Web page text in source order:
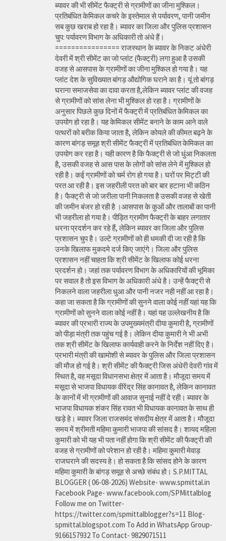
ब्यावर की भी सीमेंट फैक्ट्री से ग्रामीणों का जीना मुश्किल।
प्रतिबंधित केमिकल कचरे के इस्तेमाल से पर्यावरण, पानी जमीन
सब कुछ खराब हो रहा है। ब्यावर का जिला और पुलिस प्रशासन
चुप: पर्यावरण विभाग के अधिकारी तो अंधे हैं।
================ राजस्थान के ब्यावर के निकट अंधेरी
देवरी में श्री सीमेंट का जो प्लांट (फैक्ट्री) लगा हुआ है उसकी
वजह से आसपास के ग्रामीणों का जीना मुश्किल हो गया है। यह
प्लांट देश के सुविख्यात बांगड़ औद्योगिक घराने का है। यूं तो बांगड़
घराना समाजसेवा का दावा करता है,लेकिन ब्यावर प्लांट की वजह
से ग्रामीणों को सांस लेना भी मुश्किल हो रहा है। ग्रामीणों के
अनुसार पिछले कुछ दिनों में फैक्ट्री में प्रतिबंधित केमिकल का
उपयोग हो रहा है। यह केमिकल सीमेंट बनाने के काम आने वाले
पत्थरों को बरीक किया जाता है, लेकिन कोयले की कीमत बढ़ने के
कारण बांगड़ समूह श्री सीमेंट फैक्ट्री में प्रतिबंधित केमिकल का
उपयोग कर रहा है। यही कारण है कि फैक्ट्री से जो धुंआ निकलता
है, उसकी वजह से आस पास के लोगों को सांस लेने में मुश्किल हो
रही है। कई ग्रामीणों को चर्म रोग हो गया है। घरों पर मिट्टी की
परत आ रही है। इस जहरीली परत को बार बार हटाना भी कठिन
है। फैक्ट्री से जो जरीला पानी निकलता है उसकी वजह से खेती
की जमीन बंजर हो रही है ।आसपास के कुओं और तालाबों का पानी
भी जहरीला हो गया है। पीड़ित ग्रामीण फैक्ट्री के बाहर लगातार
धरना प्रदर्शन कर रहे हैं, लेकिन ब्यावर का जिला और पुलिस
प्रशासन चुप है। उल्टे ग्रामीणों को ही धमकी दी जा रही है कि
उनके खिलाफ मुकदमे दर्ज किए जाएंगे। जिला और पुलिस
प्रशासन नहीं चाहता कि श्री सीमेंट के खिलाफ कोई धरना
प्रदर्शन हो। जहां तक पर्यावरण विभाग के अधिकारियों की भूमिका
पर सवाल है तो इस विभाग के अधिकारी अंधे है। उन्हें फैक्ट्री से
निकलने वाला जहरीला धुआ और पानी नजर नही नहीं आ रहा है।
कहा जा सकता है कि ग्रामीणों की सुनने वाला कोई नहीं यहां यह कि
ग्रामीणों को सुनने वाला कोई नहीं है। यहां यह उल्लेखनीय है कि
ब्यावर की प्रभारी राज्य के उपमुख्यमंत्री दीया कुमारी है, ग्रामीणों
को पीड़ा मंत्री तक पहुंच गई है। लेकिन दीया कुमारी ने भी अभी
तक श्री सीमेंट के खिलाफ कार्यवाही करने के निर्देश नहीं दिए है।
प्रभारी मंत्री की खामोशी से ब्यावर के पुलिस और जिला प्रशासन
की मौज हो गई है। श्री सीमेंट की फैक्ट्री जिस अंधेरी देवरी गांव में
स्थित है, वह मसूदा विधानसभा क्षेत्र में आता है। मौजूदा समय में
मसूदा से भाजपा विधायक वीरेंद्र सिंह कानावत है, लेकिन कानावत
के कानों में भी ग्रामीणों की आवाज सुनाई नहीं दे रही। ब्यावर के
भाजपा विधायक शंकर सिंह रावत भी विधायक कानावत के साथ ही
खड़े हे। ब्यावर जिला राजसमंद संसदीय क्षेत्र में आता है। मौजूदा
समय में श्रीमती महिमा कुमारी भाजपा की सांसद है। शायद महिला
कुमारी को भी यह भी पता नहीं होगा कि श्री सीमेंट की फैक्ट्री की
वजह से ग्रामीणों को परेशान हो रही है। महिमा कुमारी मेवाड़
राजघराने की सदस्य हे। हो सकता है कि सांसद होने के कारण
महिमा कुमारी के बांगड़ समूह से अच्छे संबंध हो। S.P.MITTAL
BLOGGER ( 06-08-2026) Website- www.spmittal.in
Facebook Page- www.facebook.com/SPMittalblog
Follow me on Twitter-
https://twitter.com/spmittalblogger?s=11 Blog-
spmittal.blogspot.com To Add in WhatsApp Group-
9166157932 To Contact- 9829071511